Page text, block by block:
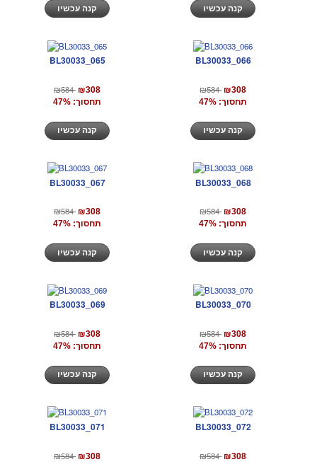
BL30033_065
₪584 ₪308
תחסוך: 47%
BL30033_066
₪584 ₪308
תחסוך: 47%
BL30033_067
₪584 ₪308
תחסוך: 47%
BL30033_068
₪584 ₪308
תחסוך: 47%
BL30033_069
₪584 ₪308
תחסוך: 47%
BL30033_070
₪584 ₪308
תחסוך: 47%
BL30033_071
₪584 ₪308
BL30033_072
₪584 ₪308